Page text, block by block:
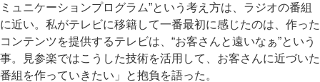
ミュニケーションプログラム”という考え方は、ラジオの番組
に近い。私がテレビに移籍して一番最初に感じたのは、作った
コンテンツを提供するテレビは、“お客さんと遠いなぁ”という
事。見参楽ではこうした技術を活用して、お客さんに近づいた
番組を作っていきたい」と抱負を語った。